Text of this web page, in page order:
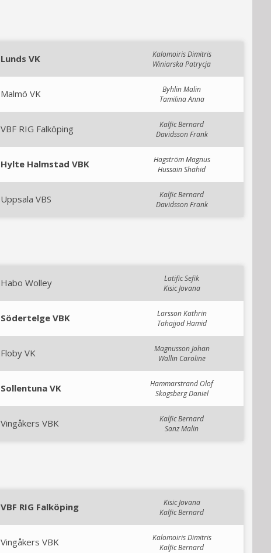
Lunds VK
Kalomoiris Dimitris
Winiarska Patrycja
Malmö VK
Byhlin Malin
Tamilina Anna
VBF RIG Falköping
Kalfic Bernard
Davidsson Frank
Hylte Halmstad VBK
Hagström Magnus
Hussain Shahid
Uppsala VBS
Kalfic Bernard
Davidsson Frank
Habo Wolley
Latific Sefik
Kisic Jovana
Södertelge VBK
Larsson Kathrin
Tahajjod Hamid
Floby VK
Magnusson Johan
Wallin Caroline
Sollentuna VK
Hammarstrand Olof
Skogsberg Daniel
Vingåkers VBK
Kalfic Bernard
Sanz Malin
VBF RIG Falköping
Kisic Jovana
Kalfic Bernard
Vingåkers VBK
Kalomoiris Dimitris
Kalfic Bernard